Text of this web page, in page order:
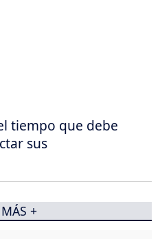
tiempo que debe
sus
+